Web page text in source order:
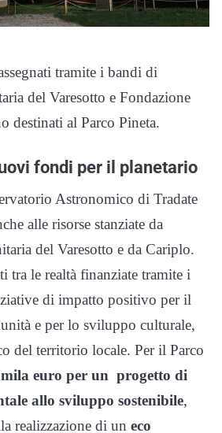
tramite i bandi di
del Varesotto e Fondazione
destinati al Parco Pineta.
fondi per il planetario
Astronomico di Tradate
alle risorse stanziate da
del Varesotto e da Cariplo.
tra le realtà finanziate tramite i
di impatto positivo per il
e per lo sviluppo culturale,
del territorio locale. Per il Parco
euro per un progetto di
allo sviluppo sostenibile,
realizzazione di un eco